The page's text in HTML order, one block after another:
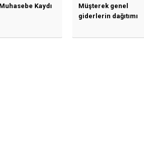
Kaydı
Müşterek genel
giderlerin dağıtımı